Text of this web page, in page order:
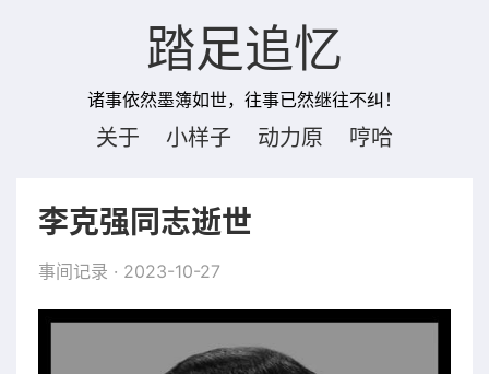
踏足追忆
诸事依然墨簿如世，往事已然继往不纠！
关于 小样子 动力原 哼哈
李克强同志逝世
事间记录 · 2023-10-27